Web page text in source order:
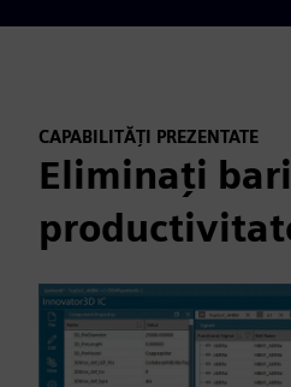
CAPABILITĂȚI PREZENTATE
Eliminați